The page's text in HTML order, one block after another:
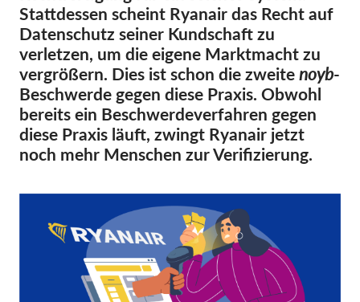
Über uns
Team
Jahresberichte
FAQs
Jobs
Verbandsklagen
Medien
Kontakt
GDPRhub
Stattdessen scheint Ryanair das Recht auf
Datenschutz seiner Kundschaft zu
verletzen, um die eigene Marktmacht zu
vergrößern. Dies ist schon die zweite noyb-
Beschwerde gegen diese Praxis. Obwohl
bereits ein Beschwerdeverfahren gegen
diese Praxis läuft, zwingt Ryanair jetzt
noch mehr Menschen zur Verifizierung.